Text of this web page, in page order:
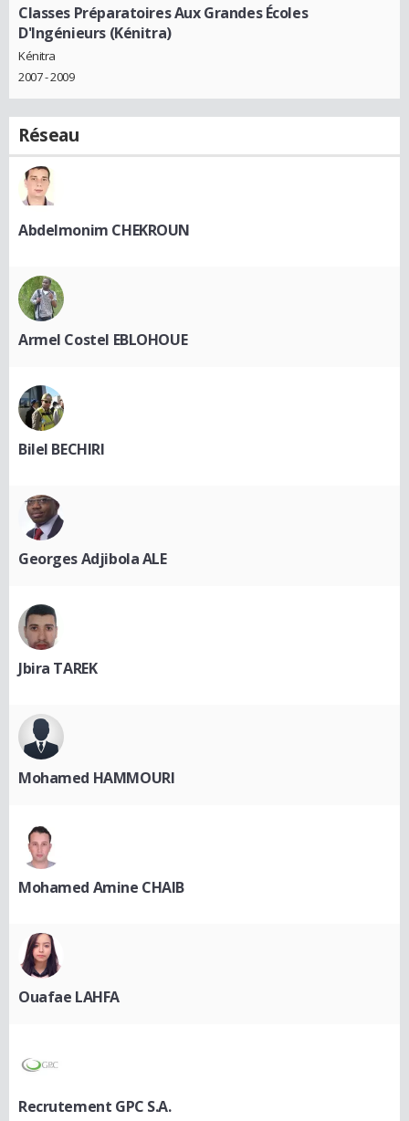
Classes Préparatoires Aux Grandes Écoles
D'Ingénieurs (Kénitra)
Kénitra
2007 - 2009
Réseau
Abdelmonim CHEKROUN
Armel Costel EBLOHOUE
Bilel BECHIRI
Georges Adjibola ALE
Jbira TAREK
Mohamed HAMMOURI
Mohamed Amine CHAIB
Ouafae LAHFA
Recrutement GPC S.A.